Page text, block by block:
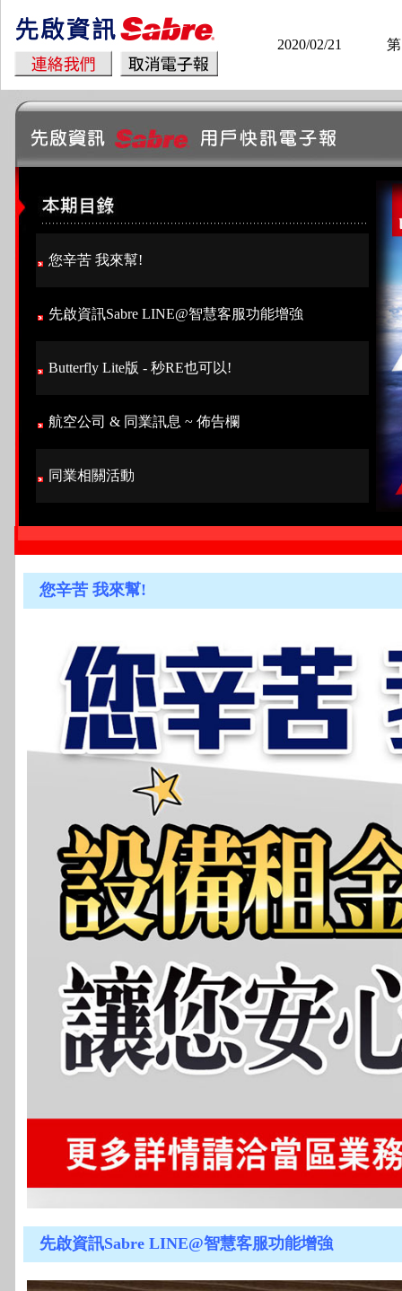
2020/02/21
您辛苦 我來幫!
先啟資訊Sabre LINE@智慧客服功能增強
Butterfly Lite版 - 秒RE也可以!
航空公司 & 同業訊息 ~ 佈告欄
同業相關活動
您辛苦 我來幫!
先啟資訊Sabre LINE@智慧客服功能增強